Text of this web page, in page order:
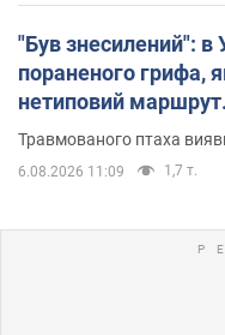
"Був знесилений": в
пораненого грифа,
нетиповий
Травмованого птаха
6.08.2026 11:09 1,7 т.